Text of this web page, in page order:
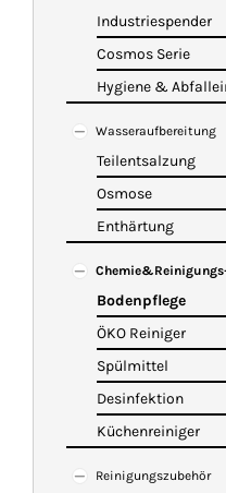
Industriespender
Cosmos Serie
Hygiene &
Wasseraufbereitung
Teilentsalzung
Osmose
Enthärtung
Bodenpflege
ÖKO Reiniger
Spülmittel
Desinfektion
Küchenreiniger
Reinigungszubehör